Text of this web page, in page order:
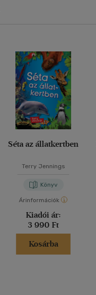
Séta az állatkertben
Terry Jennings
Könyv
Árinformációk
Kiadói ár:
3 990 Ft
Kosárba